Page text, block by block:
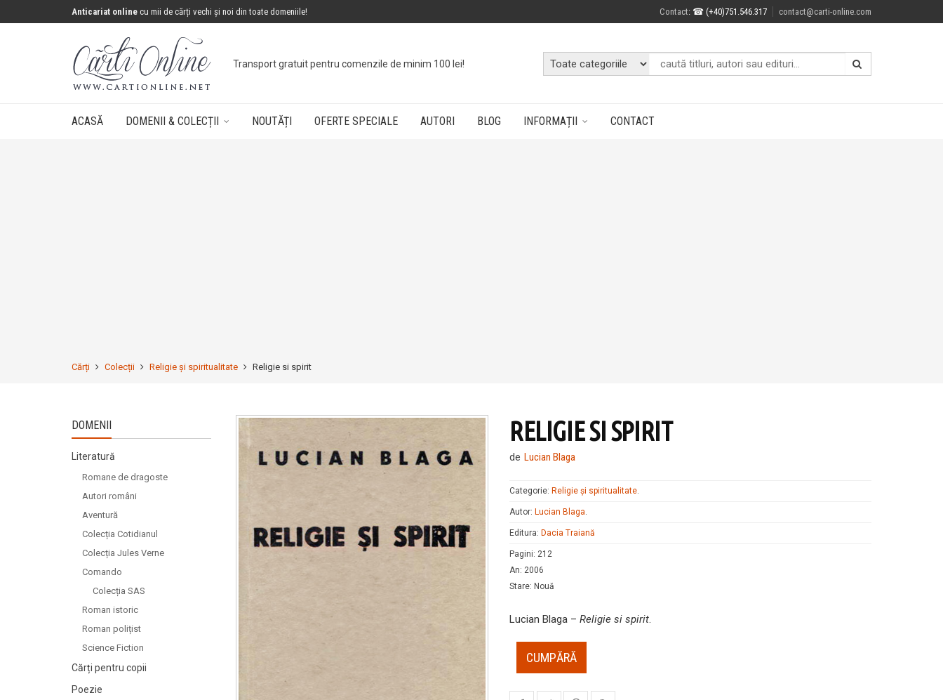
Anticariat online cu mii de cărți vechi și noi din toate domeniile! Contact: ☎ (+40)751.546.317 contact@carti-online.com
Concurs: câștigă ocutie cu cărțidând doar un click!
ACASĂ DOMENII & COLECȚII NOUTĂȚI OFERTE SPECIALE AUTORI BLOG INFORMAȚII CONTACT
Cărți Colecții Religie și spiritualitate Religie si spirit
RELIGIE SI SPIRIT
de Lucian Blaga
Categorie: Religie și spiritualitate.
Autor: Lucian Blaga.
Editura: Dacia Traiană
Pagini: 212
An: 2006
Stare: Nouă
Lucian Blaga – Religie si spirit.
CUMPĂRĂ
DOMENII
Literatură
Romane de dragoste
Autori români
Aventură
Colecția Cotidianul
Colecția Jules Verne
Comando
Colecția SAS
Roman istoric
Roman polițist
Science Fiction
Cărți pentru copii
Poezie